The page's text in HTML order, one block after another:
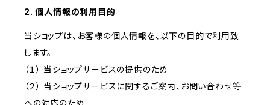
2. 個人情報の利用目的
当ショップは、お客様の個人情報を、以下の目的で利用致
します。
（１） 当ショップサービスの提供のため
（２） 当ショップサービスに関するご案内、お問い合わせ等